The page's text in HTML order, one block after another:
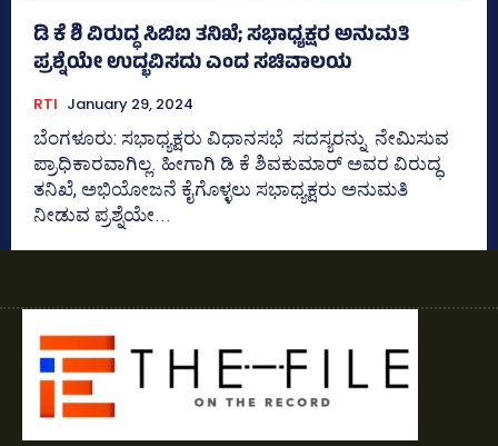
ಡಿ ಕೆ ಶಿ ವಿರುದ್ಧ ಸಿಬಿಐ ತನಿಖೆ; ಸಭಾಧ್ಯಕ್ಷರ ಅನುಮತಿ
ಪ್ರಶ್ನೆಯೇ ಉದ್ಭವಿಸದು ಎಂದ ಸಚಿವಾಲಯ
RTI January 29, 2024
ಬೆಂಗಳೂರು: ಸಭಾಧ್ಯಕ್ಷರು ವಿಧಾನಸಭೆ ಸದಸ್ಯರನ್ನು ನೇಮಿಸುವ
ಪ್ರಾಧಿಕಾರವಾಗಿಲ್ಲ. ಹೀಗಾಗಿ ಡಿ ಕೆ ಶಿವಕುಮಾರ್‌ ಅವರ ವಿರುದ್ಧ
ತನಿಖೆ, ಅಭಿಯೋಜನೆ ಕೈಗೊಳ್ಳಲು ಸಭಾಧ್ಯಕ್ಷರು ಅನುಮತಿ
ನೀಡುವ ಪ್ರಶ್ನೆಯೇ...